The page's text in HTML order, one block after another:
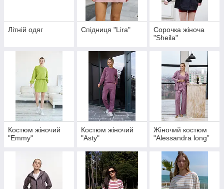
Літній одяг Cпiдниця "Lira"
Сорочка жiноча
"Sheila"
Костюм жіночий
"Emmy"
Костюм жіночий
"Asty"
Жіночий костюм
"Alessandra long”